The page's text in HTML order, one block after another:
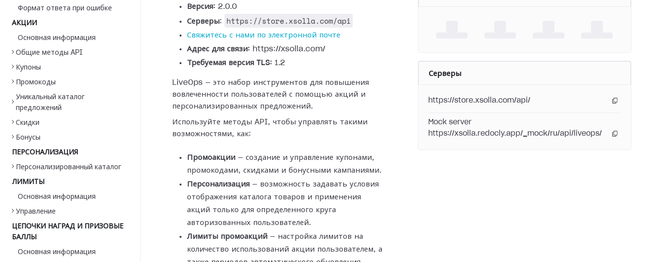
Формат ответа при ошибке
АКЦИИ
Основная информация
Общие методы API
Купоны
Промокоды
Уникальный каталог
предложений
Скидки
Бонусы
ПЕРСОНАЛИЗАЦИЯ
Персонализированный каталог
ЛИМИТЫ
Основная информация
Управление
ЦЕПОЧКИ НАГРАД И ПРИЗОВЫЕ
БАЛЛЫ
Основная информация
Версия: 2.0.0
Серверы: https://store.xsolla.com/api
Свяжитесь с нами по электронной почте
Адрес для связи: https://xsolla.com/
Требуемая версия TLS: 1.2
LiveOps — это набор инструментов для повышения
вовлеченности пользователей с помощью акций и
персонализированных предложений.
Используйте методы API, чтобы управлять такими
возможностями, как:
Промоакции — создание и управление купонами,
промокодами, скидками и бонусными кампаниями.
Персонализация — возможность задавать условия
отображения каталога товаров и применения
акций только для определенного круга
авторизованных пользователей.
Лимиты промоакций — настройка лимитов на
количество использований акции пользователем, а
Серверы
https://store.xsolla.com/api/
Mock server
https://xsolla.redocly.app/_mock/ru/api/liveops/